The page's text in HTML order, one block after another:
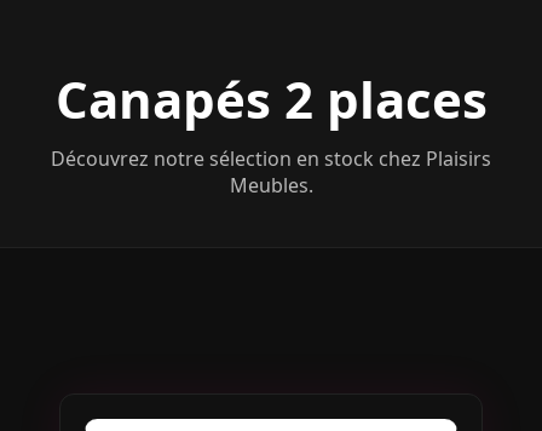
Canapés 2 places
Découvrez notre sélection en stock chez Plaisirs
Meubles.